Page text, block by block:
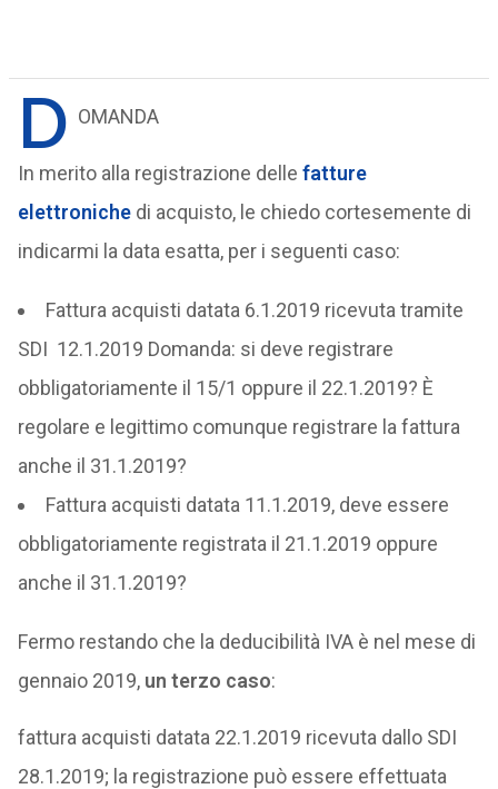
D OMANDA
In merito alla registrazione delle fatture
elettronichedi acquisto, le chiedo cortesemente di
indicarmi la data esatta, per i seguenti caso:
Fattura acquisti datata 6.1.2019 ricevuta tramite
SDI 12.1.2019 Domanda: si deve registrare
obbligatoriamente il 15/1 oppure il 22.1.2019? È
regolare e legittimo comunque registrare la fattura
anche il 31.1.2019?
Fattura acquisti datata 11.1.2019, deve essere
obbligatoriamente registrata il 21.1.2019 oppure
anche il 31.1.2019?
Fermo restando che la deducibilità IVA è nel mese di
gennaio 2019, un terzo caso:
fattura acquisti datata 22.1.2019 ricevuta dallo SDI
28.1.2019; la registrazione può essere effettuata